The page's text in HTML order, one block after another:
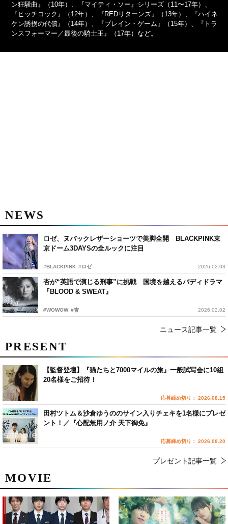
ン狂騒曲』（10年）、『マイティ・ソー』シリーズ（11〜17年）、
『ヒッチコック』（12年）、『REDリターンズ』（13年）、『ハイネ
ケン誘拐の代償』（14年）、『ブレイン・ゲーム』（15年）、『トラ
ンスフォーマー／最後の騎士王』（17年）など。
NEWS
ロゼ、ヌバックレザーショーツで美脚全開 BLACKPINK東
京ドーム3DAYSの全ルックに注目
#BLACKPINK #ロゼ 2026.02.03
杏が“英語で演じる刑事”に挑戦 国境を越えるバディドラマ
『BLOOD & SWEAT』
#WOWOW #杏 2026.02.02
ニュース記事一覧
MOVIE
PRESENT
【監督登壇】『猫たちと7000マイルの旅』一般試写会に10組
20名様をご招待！
応募締め切り： 2026.08.15
田村ツトム＆沙倉ゆうののサイン入りチェキを1名様にプレゼ
ント！／『心配無用ノ介 天下御免』
応募締め切り： 2026.08.20
プレゼント記事一覧